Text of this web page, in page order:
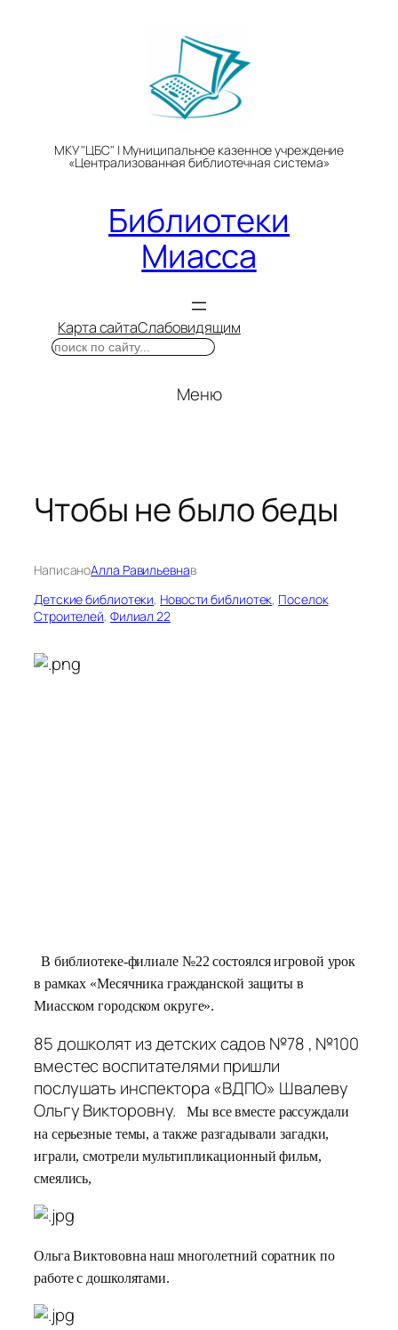
МКУ "ЦБС" | Муниципальное казенное учреждение
«Централизованная библиотечная система»
Библиотеки
Миасса
Карта сайтаСлабовидящим
Поиск
Меню
Чтобы не было беды
НаписаноАлла Равильевнав
Детские библиотеки, Новости библиотек, Поселок
Строителей, Филиал 22
В библиотеке-филиале №22 состоялся игровой урок
в рамках «Месячника гражданской защиты в
Миасском городском округе».
85 дошколят из детских садов №78 , №100
вместес воспитателями пришли
послушать инспектора «ВДПО» Швалеву
Ольгу Викторовну. Мы все вместе рассуждали
на серьезные темы, а такжеразгадывали загадки,
играли, смотрели мультипликационный фильм,
смеялись,
Ольга Виктововна наш многолетний соратник по
работе с дошколятами.